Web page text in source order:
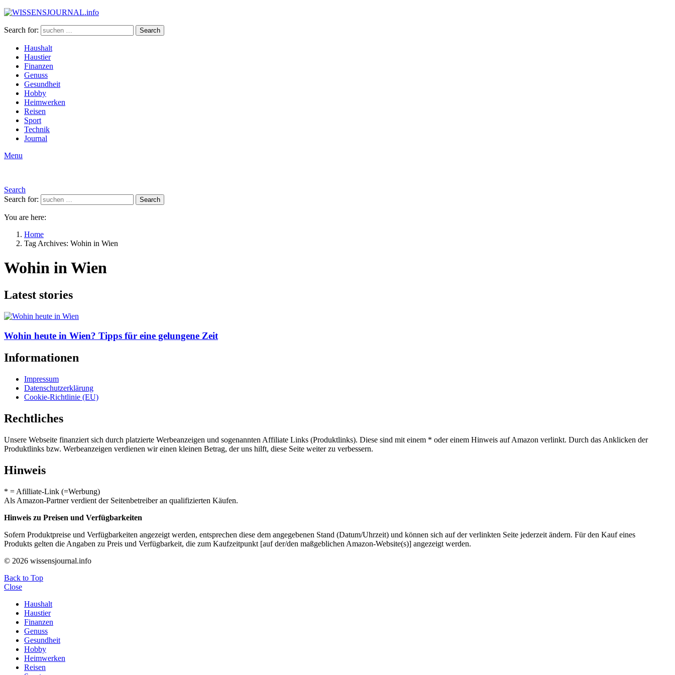
Search for: Search
Haushalt
Haustier
Finanzen
Genuss
Gesundheit
Hobby
Heimwerken
Reisen
Sport
Technik
Journal
Menu
Search
Search for:
Search
You are here:
Home
Tag Archives: Wohin in Wien
Wohin in Wien
Latest stories
Wohin heute in Wien? Tipps für eine gelungene Zeit
Informationen
Impressum
Datenschutzerklärung
Cookie-Richtlinie (EU)
Rechtliches
Unsere Webseite finanziert sich durch platzierte Werbeanzeigen und sogenannten Affiliate Links (Produktlinks). Diese sind mit einem * oder einem Hinweis auf Amazon verlinkt. Durch das Anklicken der
Produktlinks bzw. Werbeanzeigen verdienen wir einen kleinen Betrag, der uns hilft, diese Seite weiter zu verbessern.
Hinweis
* = Afilliate-Link (=Werbung)
Als Amazon-Partner verdient der Seitenbetreiber an qualifizierten Käufen.
Hinweis zu Preisen und Verfügbarkeiten
Sofern Produktpreise und Verfügbarkeiten angezeigt werden, entsprechen diese dem angegebenen Stand (Datum/Uhrzeit) und können sich auf der verlinkten Seite jederzeit ändern. Für den Kauf eines
Produkts gelten die Angaben zu Preis und Verfügbarkeit, die zum Kaufzeitpunkt [auf der/den maßgeblichen Amazon-Website(s)] angezeigt werden.
© 2026 wissensjournal.info
Back to Top
Close
Haushalt
Haustier
Finanzen
Genuss
Gesundheit
Hobby
Heimwerken
Reisen